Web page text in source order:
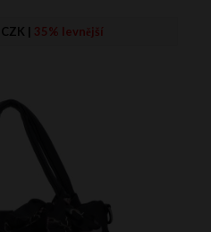
| 35% levnější